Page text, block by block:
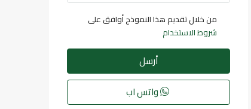
من خلال تقديم هذا النموذج أوافق على
شروط الاستخدام
أرسل
واتس اب